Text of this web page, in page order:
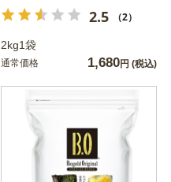
2.5 （2）
2kg1袋
通常価格 1,680円 (税込)